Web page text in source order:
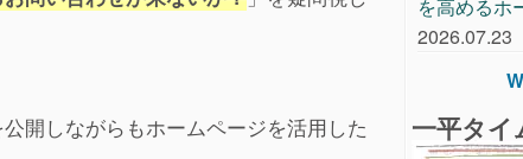
開しながらもホームページを活用した
を高めるホ
2026.07.23
一平タイ